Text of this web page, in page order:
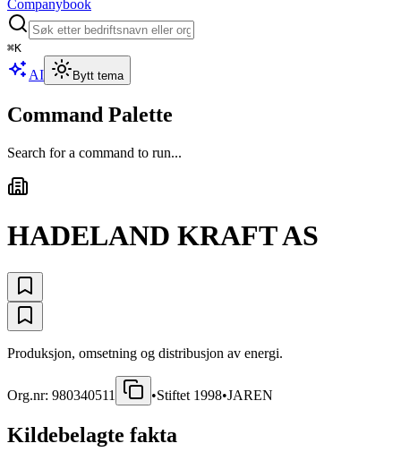
Companybook
⌘K
AI Bytt tema
Command Palette
Search for a command to run...
HADELAND KRAFT AS
Produksjon, omsetning og distribusjon av energi.
Org.nr: 980340511 •Stiftet 1998•JAREN
Kildebelagte fakta